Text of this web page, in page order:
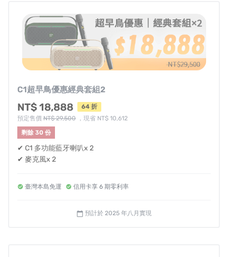
C1超早鳥優惠經典套組2
NT$ 18,888
64 折
預定售價 NT$ 29,500 ，現省 NT$ 10,612
剩餘 30 份
✔ C1 多功能藍牙喇叭x 2
✔ 麥克風x 2
臺灣本島免運 信用卡享 6 期零利率
calendar_today 預計於 2025 年八月實現